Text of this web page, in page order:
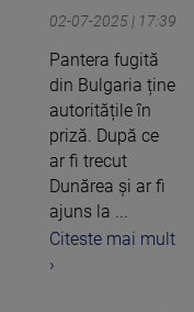
02-07-2025 | 17:39
Pantera fugită
din Bulgaria ține
autoritățile în
priză. După ce
ar fi trecut
Dunărea și ar fi
ajuns la ...
Citeste mai mult
›